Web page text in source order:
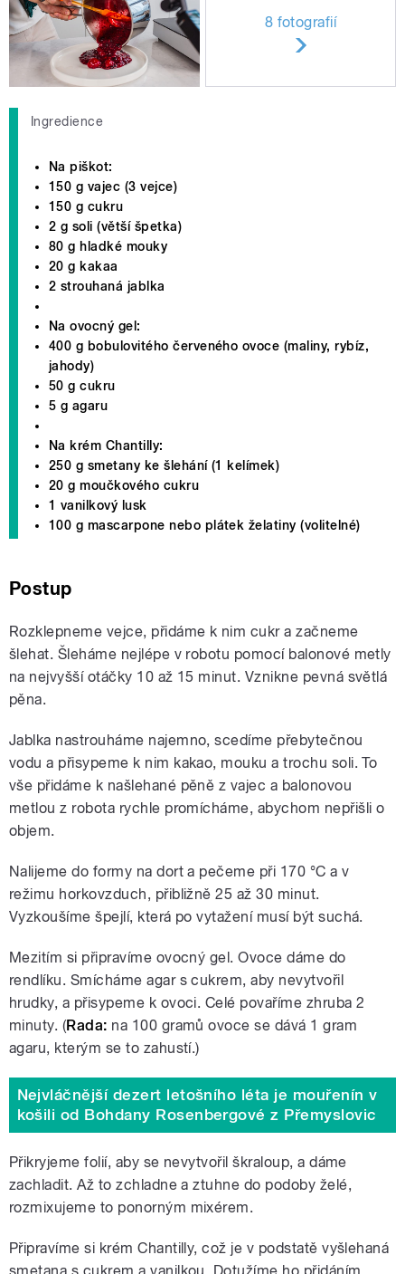
8 fotografií
Ingredience
Na piškot:
150 g vajec (3 vejce)
150 g cukru
2 g soli (větší špetka)
80 g hladké mouky
20 g kakaa
2 strouhaná jablka
Na ovocný gel:
400 g bobulovitého červeného ovoce (maliny, rybíz,
jahody)
50 g cukru
5 g agaru
Na krém Chantilly:
250 g smetany ke šlehání (1 kelímek)
20 g moučkového cukru
1 vanilkový lusk
100 g mascarpone nebo plátek želatiny (volitelné)
Postup
Rozklepneme vejce, přidáme k nim cukr a začneme
šlehat. Šleháme nejlépe v robotu pomocí balonové metly
na nejvyšší otáčky 10 až 15 minut. Vznikne pevná světlá
pěna.
Jablka nastrouháme najemno, scedíme přebytečnou
vodu a přisypeme k nim kakao, mouku a trochu soli. To
vše přidáme k našlehané pěně z vajec a balonovou
metlou z robota rychle promícháme, abychom nepřišli o
objem.
Nalijeme do formy na dort a pečeme při 170 °C a v
režimu horkovzduch, přibližně 25 až 30 minut.
Vyzkoušíme špejlí, která po vytažení musí být suchá.
Mezitím si připravíme ovocný gel. Ovoce dáme do
rendlíku. Smícháme agar s cukrem, aby nevytvořil
hrudky, a přisypeme k ovoci. Celé povaříme zhruba 2
minuty. (Rada: na 100 gramů ovoce se dává 1 gram
agaru, kterým se to zahustí.)
Nejvláčnější dezert letošního léta je mouřenín v
košili od Bohdany Rosenbergové z Přemyslovic
Přikryjeme folií, aby se nevytvořil škraloup, a dáme
zachladit. Až to zchladne a ztuhne do podoby želé,
rozmixujeme to ponorným mixérem.
Připravíme si krém Chantilly, což je v podstatě vyšlehaná
smetana s cukrem a vanilkou. Dotužíme ho přidáním